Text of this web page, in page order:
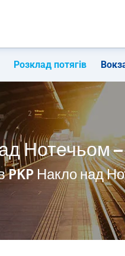
Розклад потягів
Нотечьом –
PKP Накло над